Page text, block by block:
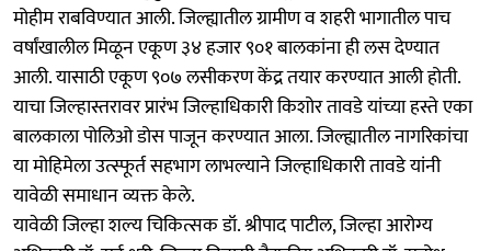
मोहीम राबविण्यात आली. जिल्ह्यातील ग्रामीण व शहरी भागातील पाच
वर्षांखालील मिळून एकूण ३४ हजार ९०१ बालकांना ही लस देण्यात
आली. यासाठी एकूण ९०७ लसीकरण केंद्र तयार करण्यात आली होती.
याचा जिल्हास्तरावर प्रारंभ जिल्हाधिकारी किशोर तावडे यांच्या हस्ते एका
बालकाला पोलिओ डोस पाजून करण्यात आला. जिल्ह्यातील नागरिकांचा
या मोहिमेला उत्स्फूर्त सहभाग लाभल्याने जिल्हाधिकारी तावडे यांनी
यावेळी समाधान व्यक्त केले.
यावेळी जिल्हा शल्य चिकित्सक डॉ. श्रीपाद पाटील, जिल्हा आरोग्य